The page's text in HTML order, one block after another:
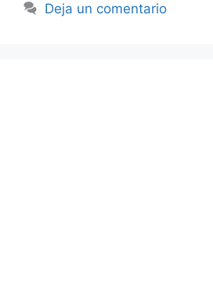
Deja un comentario